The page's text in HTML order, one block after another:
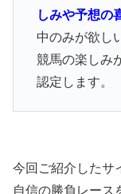
しみや予想の
中のみが欲し
競馬の楽しみ
認定します。
今回ご紹介したサ
自信の勝負レース